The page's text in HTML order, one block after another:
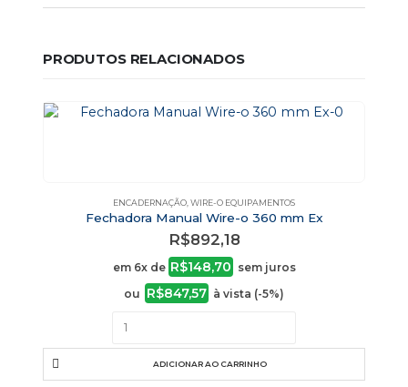
PRODUTOS RELACIONADOS
ENCADERNAÇÃO,WIRE-O EQUIPAMENTOS
Fechadora Manual Wire-o 360 mm Ex
R$892,18
em 6x de R$148,70 sem juros
ou R$847,57 à vista (-5%)
ADICIONAR AO CARRINHO